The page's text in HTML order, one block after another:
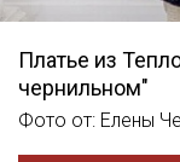
Платье из
чернильном"
Фото от: Елены